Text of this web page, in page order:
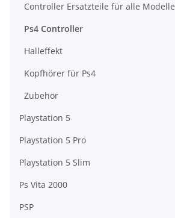
Controller Ersatzteile für alle Modelle
Ps4 Controller
Halleffekt
Kopfhörer für Ps4
Zubehör
Playstation 5
Playstation 5 Pro
Playstation 5 Slim
Ps Vita 2000
PSP